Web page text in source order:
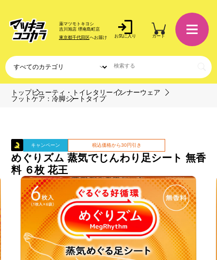
薬マツモトキヨシ
吉川旭店 堺南島町店
東京都千代田区へお届け お気に入り カート
トップビューティ・トイレタリーインナーウェア
フットケア：冷脚シートタイプ
キャンペーン 税込価格から30円引き
めぐりズム 蒸気でじんわり足シート 無香
料 ６枚 花王